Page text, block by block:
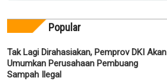
Popular
Tak Lagi Dirahasiakan, Pemprov DKI Akan
Umumkan Perusahaan Pembuang
Sampah Ilegal